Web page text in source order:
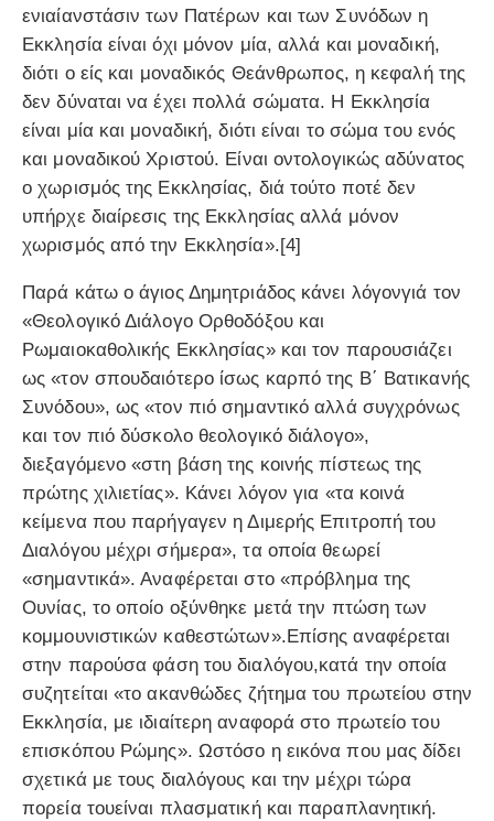
ενιαίανστάσιν των Πατέρων και των Συνόδων η
Εκκλησία είναι όχι μόνον μία, αλλά και μοναδική,
διότι ο είς και μοναδικός Θεάνθρωπος, η κεφαλή της
δεν δύναται να έχει πολλά σώματα. Η Εκκλησία
είναι μία και μοναδική, διότι είναι το σώμα του ενός
και μοναδικού Χριστού. Είναι οντολογικώς αδύνατος
ο χωρισμός της Εκκλησίας, διά τούτο ποτέ δεν
υπήρχε διαίρεσις της Εκκλησίας αλλά μόνον
χωρισμός από την Εκκλησία».[4]
Παρά κάτω ο άγιος Δημητριάδος κάνει λόγονγιά τον
«Θεολογικό Διάλογο Ορθοδόξου και
Ρωμαιοκαθολικής Εκκλησίας» και τον παρουσιάζει
ως «τον σπουδαιότερο ίσως καρπό της Β΄ Βατικανής
Συνόδου», ως «τον πιό σημαντικό αλλά συγχρόνως
και τον πιό δύσκολο θεολογικό διάλογο»,
διεξαγόμενο «στη βάση της κοινής πίστεως της
πρώτης χιλιετίας». Κάνει λόγον για «τα κοινά
κείμενα που παρήγαγεν η Διμερής Επιτροπή του
Διαλόγου μέχρι σήμερα», τα οποία θεωρεί
«σημαντικά». Αναφέρεται στο «πρόβλημα της
Ουνίας, το οποίο οξύνθηκε μετά την πτώση των
κομμουνιστικών καθεστώτων».Επίσης αναφέρεται
στην παρούσα φάση του διαλόγου,κατά την οποία
συζητείται «το ακανθώδες ζήτημα του πρωτείου στην
Εκκλησία, με ιδιαίτερη αναφορά στο πρωτείο του
επισκόπου Ρώμης». Ωστόσο η εικόνα που μας δίδει
σχετικά με τους διαλόγους και την μέχρι τώρα
πορεία τουείναι πλασματική και παραπλανητική.